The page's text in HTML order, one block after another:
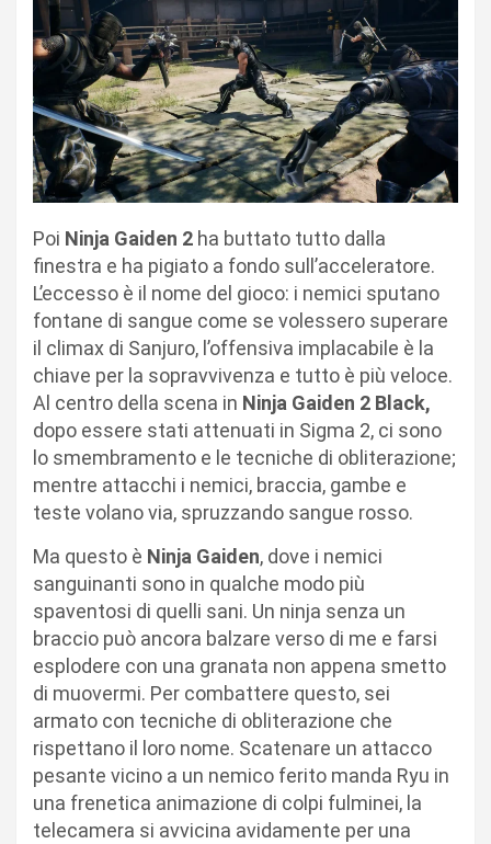
Poi Ninja Gaiden 2 ha buttato tutto dalla
finestra e ha pigiato a fondo sull’acceleratore.
L’eccesso è il nome del gioco: i nemici sputano
fontane di sangue come se volessero superare
il climax di Sanjuro, l’offensiva implacabile è la
chiave per la sopravvivenza e tutto è più veloce.
Al centro della scena in Ninja Gaiden 2 Black,
dopo essere stati attenuati in Sigma 2, ci sono
lo smembramento e le tecniche di obliterazione;
mentre attacchi i nemici, braccia, gambe e
teste volano via, spruzzando sangue rosso.
Ma questo è Ninja Gaiden, dove i nemici
sanguinanti sono in qualche modo più
spaventosi di quelli sani. Un ninja senza un
braccio può ancora balzare verso di me e farsi
esplodere con una granata non appena smetto
di muovermi. Per combattere questo, sei
armato con tecniche di obliterazione che
rispettano il loro nome. Scatenare un attacco
pesante vicino a un nemico ferito manda Ryu in
una frenetica animazione di colpi fulminei, la
telecamera si avvicina avidamente per una